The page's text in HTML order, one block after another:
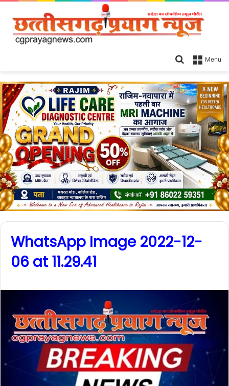
Menu
Search
WhatsApp Image 2022-12-
06 at 11.29.41